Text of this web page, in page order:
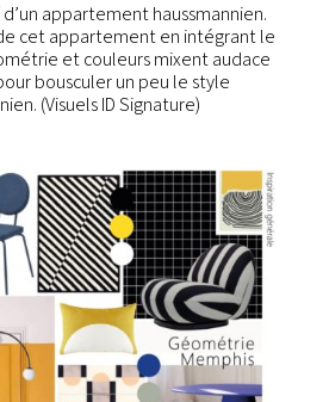
appartement haussmannien.
cet appartement en intégrant le
et couleurs mixent audace
bousculer un peu le style
(Visuels ID Signature)